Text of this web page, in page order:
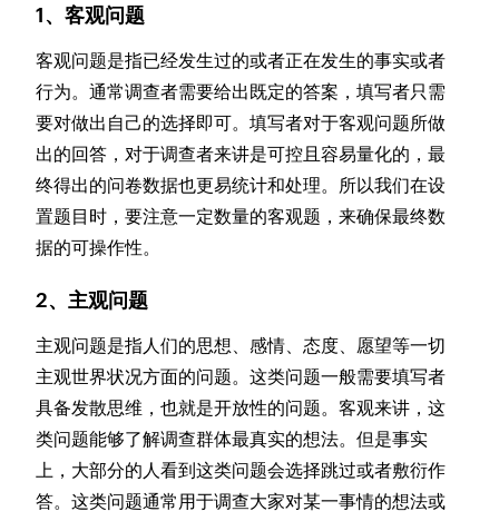
1、客观问题
客观问题是指已经发生过的或者正在发生的事实或者
行为。通常调查者需要给出既定的答案，填写者只需
要对做出自己的选择即可。填写者对于客观问题所做
出的回答，对于调查者来讲是可控且容易量化的，最
终得出的问卷数据也更易统计和处理。所以我们在设
置题目时，要注意一定数量的客观题，来确保最终数
据的可操作性。
2、主观问题
主观问题是指人们的思想、感情、态度、愿望等一切
主观世界状况方面的问题。这类问题一般需要填写者
具备发散思维，也就是开放性的问题。客观来讲，这
类问题能够了解调查群体最真实的想法。但是事实
上，大部分的人看到这类问题会选择跳过或者敷衍作
答。这类问题通常用于调查大家对某一事情的想法或